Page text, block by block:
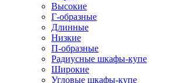
Высокие
Г-образные
Длинные
Низкие
П-образные
Радиусные шкафы-купе
Широкие
Угловые шкафы-купе